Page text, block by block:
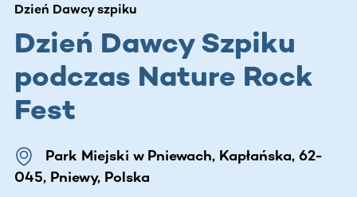
Dzień Dawcy szpiku
Dzień Dawcy Szpiku
podczas Nature Rock
Fest
Park Miejski w Pniewach, Kapłańska, 62-
045, Pniewy, Polska